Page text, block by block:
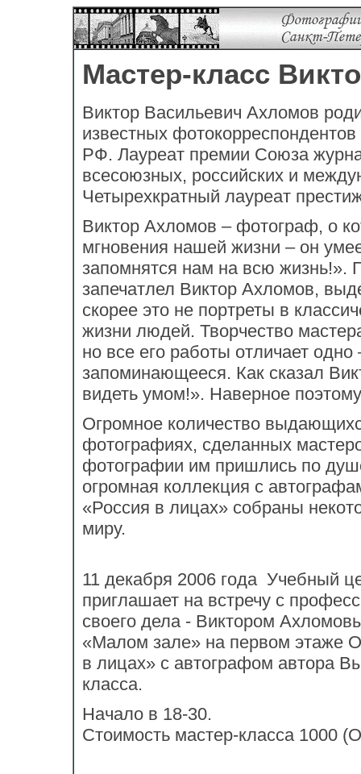
Мастер-класс
Виктор Васильевич Ахломов
известных
РФ. Лауреат премии Союза
всесоюзных, российских и
Четырехкратный лауреат
Виктор Ахломов – фотограф, о
мгновения нашей жизни – он
запомнятся нам на всю жизнь!».
запечатлел Виктор Ахломов,
скорее это не портреты в
жизни людей. Творчество
но все его работы отличает
запоминающееся. Как сказал
видеть умом!». Наверное
Огромное количество
фотографиях, сделанных
фотографии им пришлись по
огромная коллекция с
«Россия в лицах» собраны
миру.
11 декабря 2006 года Учебный
приглашает на встречу с
своего дела - Виктором
«Малом зале» на первом этаже
в лицах» с автографом автора
класса.
Начало в 18-30.
Стоимость мастер-класса 1000